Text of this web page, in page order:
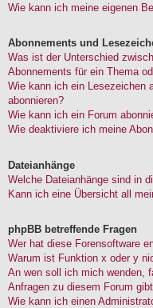
Wie kann ich meine eigenen
Abonnements und
Was ist der Unterschied
Abonnements für ein Thema
Wie kann ich ein Lesezeichen
abonnieren?
Wie kann ich ein Forum
Wie deaktiviere ich meine
Dateianhänge
Welche Dateianhänge sind in
Kann ich eine Übersicht all
phpBB betreffende Fragen
Wer hat diese Forensoftware
Warum ist Funktion x oder y
An wen soll ich mich wenden,
Anfragen zu diesem Forum
Wie kann ich einen